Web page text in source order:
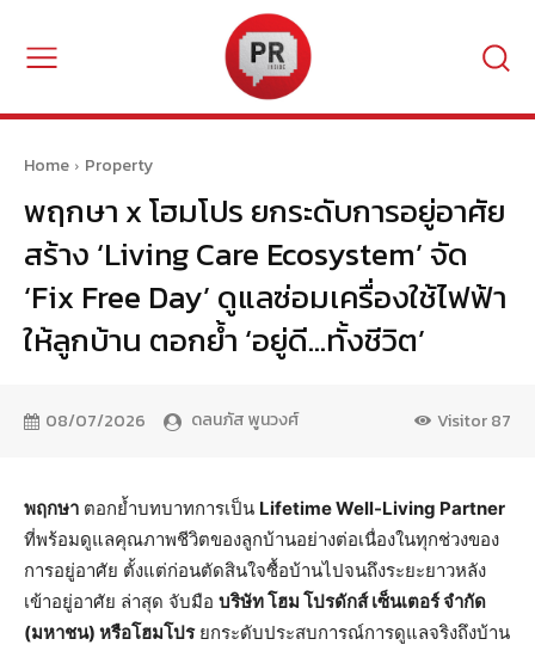
Home Property
พฤกษา x โฮมโปร ยกระดับการอยู่อาศัย
สร้าง ‘Living Care Ecosystem’ จัด
‘Fix Free Day’ ดูแลซ่อมเครื่องใช้ไฟฟ้า
ให้ลูกบ้าน ตอกย้ำ ‘อยู่ดี…ทั้งชีวิต’
08/07/2026 ดลนภัส พูนวงศ์ Visitor87
พฤกษา ตอกย้ำบทบาทการเป็น Lifetime Well-Living Partner
ที่พร้อมดูแลคุณภาพชีวิตของลูกบ้านอย่างต่อเนื่องในทุกช่วงของ
การอยู่อาศัย ตั้งแต่ก่อนตัดสินใจซื้อบ้านไปจนถึงระยะยาวหลัง
เข้าอยู่อาศัย ล่าสุด จับมือ บริษัท โฮม โปรดักส์ เซ็นเตอร์ จำกัด
(มหาชน) หรือโฮมโปรยกระดับประสบการณ์การดูแลจริงถึงบ้าน